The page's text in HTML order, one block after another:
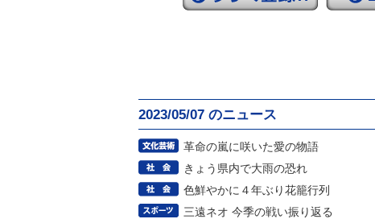
2023/05/07 のニュース
革命の嵐に咲いた愛の物語
きょう県内で大雨の恐れ
色鮮やかに４年ぶり花籠行列
三遠ネオ 今季の戦い振り返る